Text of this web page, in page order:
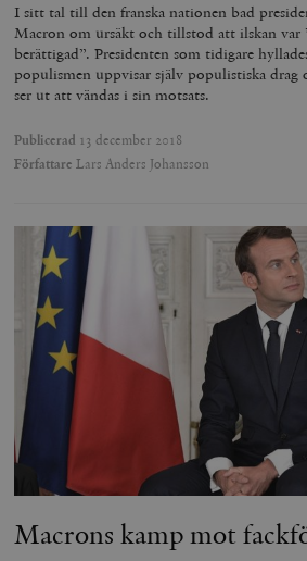
I sitt tal till den franska nationen bad
Macron om ursäkt och tillstod att ilskan var
berättigad”. Presidenten som tidigare
populismen uppvisar själv populistiska drag
ser ut att vändas i sin motsats.
Publicerad 13 december 2018
Författare Lars Anders Johansson
Macrons kamp mot